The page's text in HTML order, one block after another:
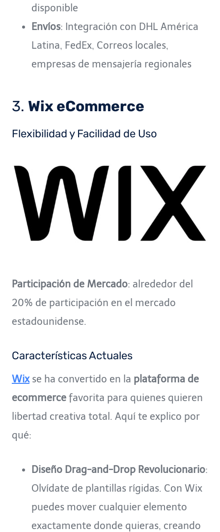
disponible
Envíos: Integración con DHL América
Latina, FedEx, Correos locales,
empresas de mensajería regionales
3. Wix eCommerce
Flexibilidad y Facilidad de Uso
Participación de Mercado: alrededor del
20% de participación en el mercado
estadounidense.
Características Actuales
Wixse ha convertido en la plataforma de
ecommerce favorita para quienes quieren
libertad creativa total. Aquí te explico por
qué:
Diseño Drag-and-Drop Revolucionario:
Olvídate de plantillas rígidas. Con Wix
puedes mover cualquier elemento
exactamente donde quieras, creando